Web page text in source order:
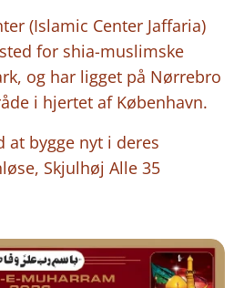
(Islamic Center Jaffaria)
for shia-muslimske
og har ligget på Nørrebro
i hjertet af København.
at bygge nyt i deres
Skjulhøj Alle 35